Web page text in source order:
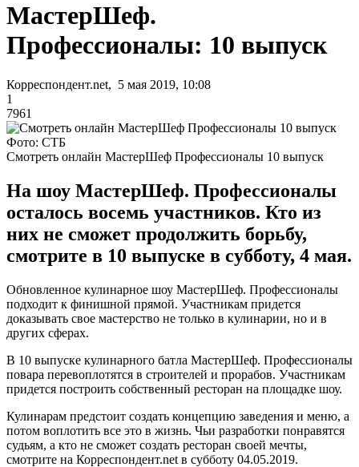
МастерШеф.
Профессионалы: 10 выпуск
Корреспондент.net, 5 мая 2019, 10:08
1
7961
Фото: СТБ
Смотреть онлайн МастерШеф Профессионалы 10 выпуск
На шоу МастерШеф. Профессионалы
осталось восемь участников. Кто из
них не сможет продолжить борьбу,
смотрите в 10 выпуске в субботу, 4 мая.
Обновленное кулинарное шоу МастерШеф. Профессионалы
подходит к финишной прямой. Участникам придется
доказывать свое мастерство не только в кулинарии, но и в
других сферах.
В 10 выпуске кулинарного батла МастерШеф. Профессионалы
повара перевоплотятся в строителей и прорабов. Участникам
придется построить собственный ресторан на площадке шоу.
Кулинарам предстоит создать концепцию заведения и меню, а
потом воплотить все это в жизнь. Чьи разработки понравятся
судьям, а кто не сможет создать ресторан своей мечты,
смотрите на Корреспондент.net в субботу 04.05.2019.